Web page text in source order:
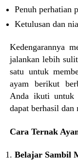
Penuh perhatian
Ketulusan dan
Kedengarannya
jalankan lebih
satu untuk
ayam berikut
Anda ikuti untuk
dapat berhasil dan
Cara Ternak
Belajar Sambil